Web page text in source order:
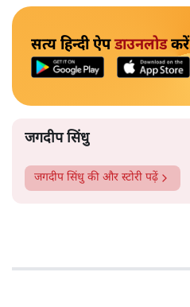
सत्य हिन्दी ऐपडाउनलोडकरें
जगदीप सिंधु
जगदीप सिंधुकी और स्टोरी पढ़ें